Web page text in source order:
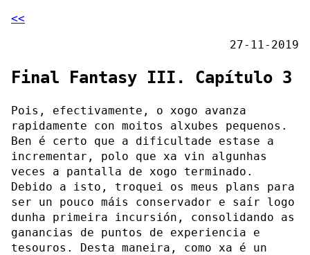
<<
27-11-2019
Final Fantasy III. Capítulo 3
Pois, efectivamente, o xogo avanza
rapidamente con moitos alxubes pequenos.
Ben é certo que a dificultade estase a
incrementar, polo que xa vin algunhas
veces a pantalla de xogo terminado.
Debido a isto, troquei os meus plans para
ser un pouco máis conservador e saír logo
dunha primeira incursión, consolidando as
ganancias de puntos de experiencia e
tesouros. Desta maneira, como xa é un